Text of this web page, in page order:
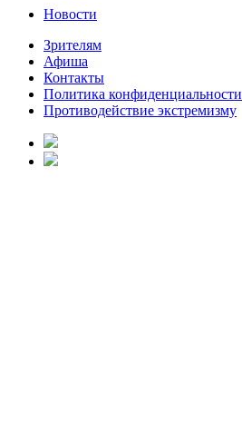
Новости
Зрителям
Афиша
Контакты
Политика конфиденциальности
Противодействие экстремизму